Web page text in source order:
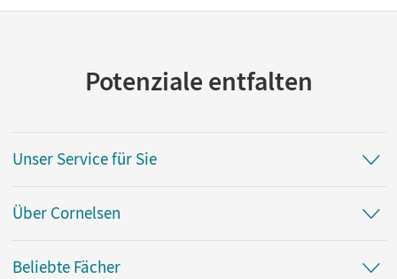
Potenziale entfalten
Unser Service für Sie
Über Cornelsen
Beliebte Fächer